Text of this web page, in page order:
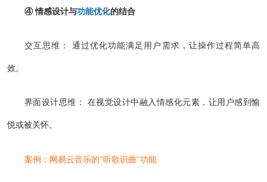
④ 情感设计与功能优化的结合
交互思维： 通过优化功能满足用户需求，让操作过程简单高
效。
界面设计思维： 在视觉设计中融入情感化元素，让用户感到愉
悦或被关怀。
案例：网易云音乐的"听歌识曲"功能